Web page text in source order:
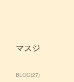
マスジ
BLOG(27)